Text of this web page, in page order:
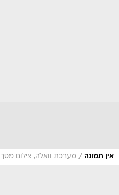
אין תמונה / מערכת וואלה, צילום מסך